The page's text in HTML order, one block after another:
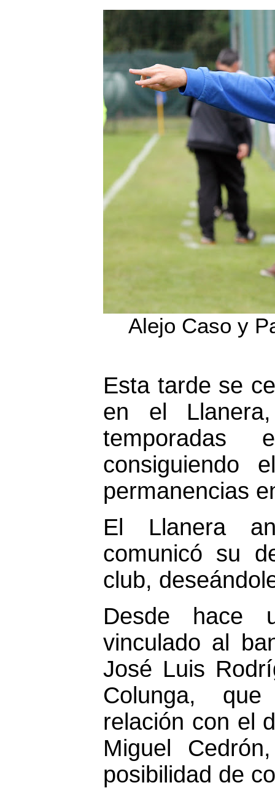
Alejo Caso y
Esta tarde se
en el
temporadas
consiguiendo
permanencias
El Llanera
comunicó su
club,
Desde hace
vinculado al
José Luis
Colunga,
relación con el
Miguel
posibilidad de